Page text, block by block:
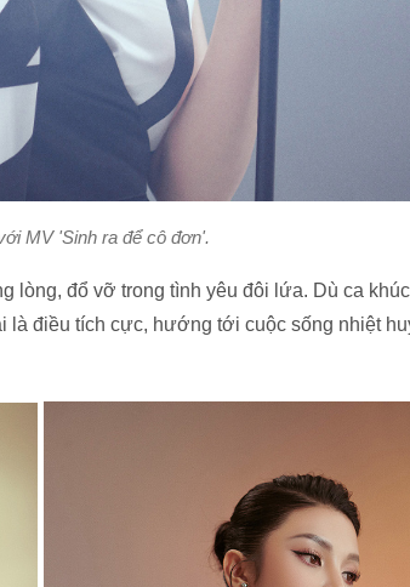
MV 'Sinh ra để cô đơn'.
lòng, đổ vỡ trong tình yêu đôi lứa. Dù ca
là điều tích cực, hướng tới cuộc sống nhiệt